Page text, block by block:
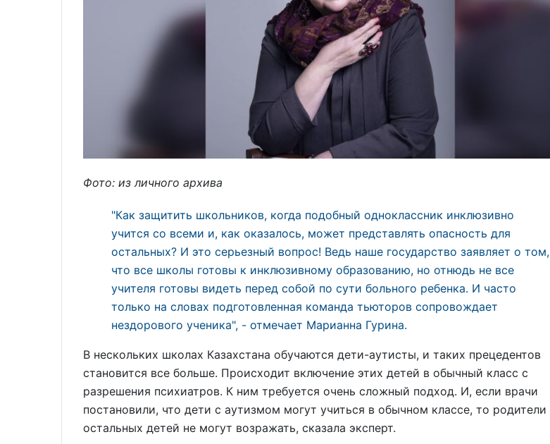
Фото: из личного архива
"Как защитить школьников, когда подобный одноклассник инклюзивно
учится со всеми и, как оказалось, может представлять опасность для
остальных? И это серьезный вопрос! Ведь наше государство заявляет о том,
что все школы готовы к инклюзивному образованию, но отнюдь не все
учителя готовы видеть перед собой по сути больного ребенка. И часто
только на словах подготовленная команда тьюторов сопровождает
нездорового ученика", - отмечает Марианна Гурина.
В нескольких школах Казахстана обучаются дети-аутисты, и таких прецедентов
становится все больше. Происходит включение этих детей в обычный класс с
разрешения психиатров. К ним требуется очень сложный подход. И, если врачи
постановили, что дети с аутизмом могут учиться в обычном классе, то родители
остальных детей не могут возражать, сказала эксперт.